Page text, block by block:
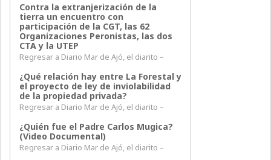
Contra la extranjerización de la
tierra un encuentro con
participación de la CGT, las 62
Organizaciones Peronistas, las dos
CTA y la UTEP
Regresar a Diario Mar de Ajó, el diarito –
¿Qué relación hay entre La Forestal y
el proyecto de ley de inviolabilidad
de la propiedad privada?
Regresar a Diario Mar de Ajó, el diarito –
¿Quién fue el Padre Carlos Mugica?
(Video Documental)
Regresar a Diario Mar de Ajó, el diarito –